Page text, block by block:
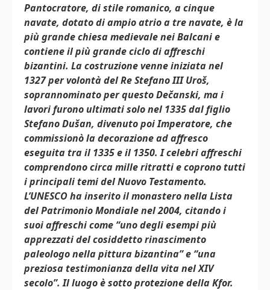
Pantocratore, di stile romanico, a cinque
navate, dotato di ampio atrio a tre navate, è la
più grande chiesa medievale nei Balcani e
contiene il più grande ciclo di affreschi
bizantini. La costruzione venne iniziata nel
1327 per volontà del Re Stefano III Uroš,
soprannominato per questo Dečanski, ma i
lavori furono ultimati solo nel 1335 dal figlio
Stefano Dušan, divenuto poi Imperatore, che
commissionò la decorazione ad affresco
eseguita tra il 1335 e il 1350. I celebri affreschi
comprendono circa mille ritratti e coprono tutti
i principali temi del Nuovo Testamento.
L’UNESCO ha inserito il monastero nella Lista
del Patrimonio Mondiale nel 2004, citando i
suoi affreschi come “uno degli esempi più
apprezzati del cosiddetto rinascimento
paleologo nella pittura bizantina” e “una
preziosa testimonianza della vita nel XIV
secolo”. Il luogo è sotto protezione della Kfor.